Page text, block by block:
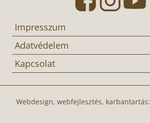
Impresszum
Adatvédelem
Kapcsolat
Webdesign, webfejlesztés, karbantartás: